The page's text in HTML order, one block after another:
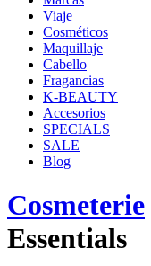
Viaje
Cosméticos
Maquillaje
Cabello
Fragancias
K-BEAUTY
Accesorios
SPECIALS
SALE
Blog
Cosmeterie
Essentials